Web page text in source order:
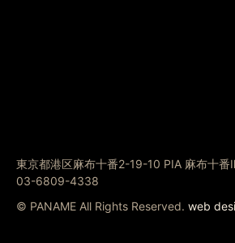
東京都港区麻布十番2-19-10 PIA 麻布十番
03-6809-4338
© PANAME All Rights Reserved. web